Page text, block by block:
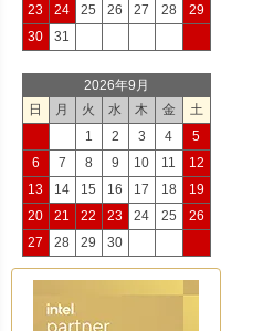
23
24 25 26 27 28
29
30
31
2026年9月
日
月 火 水 木 金
土
1
2 3 4
5
6
7 8 9 10 11
12
13
14 15 16 17 18
19
20
21 22 23 24 25
26
27
28 29 30